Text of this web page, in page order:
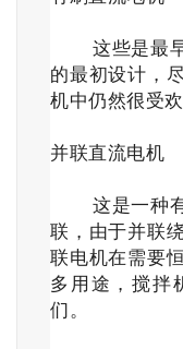
这些是最
的最初设计，
机中仍然很受
并联直流电机
这是一种
联，由于并联
联电机在需要
多用途，搅拌
们。